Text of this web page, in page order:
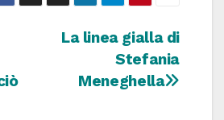
La linea gialla di
Stefania
Meneghella